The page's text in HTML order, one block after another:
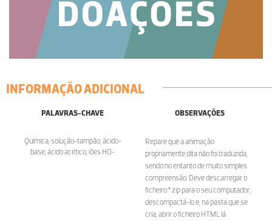
INFORMAÇÃO ADICIONAL
PALAVRAS-CHAVE
Química, solução-tampão, ácido-
base, ácido acético, iões HO-
OBSERVAÇÕES
Repare que a animação
propriamente dita não foi traduzida,
sendo no entanto de muito simples
compreensão. Deve descarregar o
ficheiro *.zip para o seu computador,
descompactá-lo e, na pasta que se
cria, abrir o ficheiro HTML lá